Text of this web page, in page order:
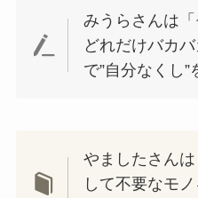
みうらさんは「
どれだけバカ
で”自分なくし”
やましたさん
して不要なモ